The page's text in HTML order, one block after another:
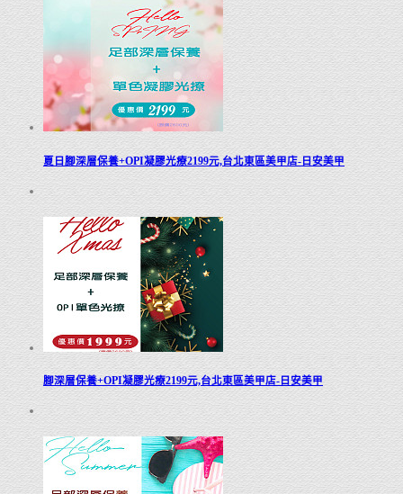
夏日腳深層保養+OPI凝膠光療2199元,台北東區美甲店-日安美甲
腳深層保養+OPI凝膠光療2199元,台北東區美甲店-日安美甲